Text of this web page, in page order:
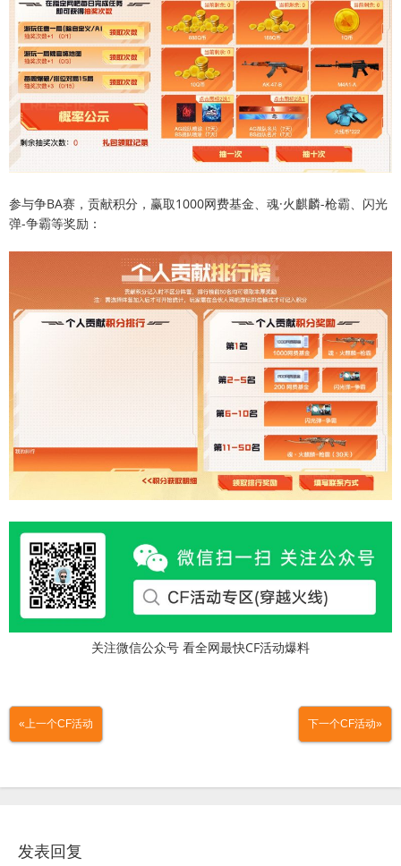
参与争BA赛，贡献积分，赢取1000网费基金、魂·火麒麟-枪霸、闪光
弹-争霸等奖励：
关注微信公众号 看全网最快CF活动爆料
«上一个CF活动 下一个CF活动»
发表回复